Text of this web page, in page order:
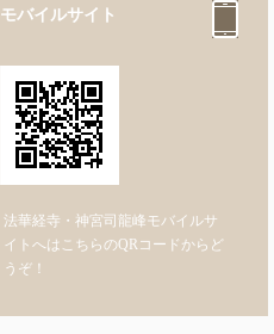
モバイルサイト
法華経寺・神宮司龍峰モバイルサ
イトへはこちらのQRコードからど
うぞ！